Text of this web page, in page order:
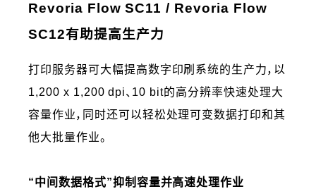
Revoria Flow SC11 / Revoria Flow
SC12有助提高生产力
打印服务器可大幅提高数字印刷系统的生产力，以
1,200 x 1,200 dpi、10 bit的高分辨率快速处理大
容量作业，同时还可以轻松处理可变数据打印和其
他大批量作业。
“中间数据格式”抑制容量并高速处理作业